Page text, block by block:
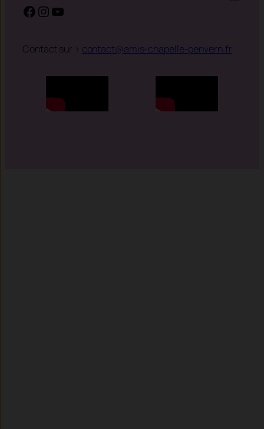
Facebook
Instagram
YouTube
Contact sur > contact@amis-chapelle-penvern.fr